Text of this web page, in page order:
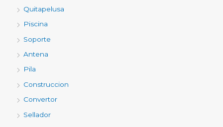
Quitapelusa
Piscina
Soporte
Antena
Pila
Construccion
Convertor
Sellador